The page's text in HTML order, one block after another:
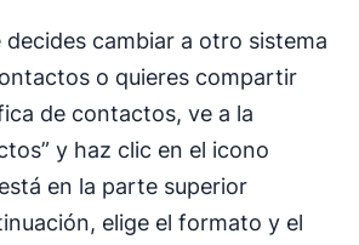
decides cambiar a otro sistema
o quieres compartir
de contactos, ve a la
y haz clic en el icono
en la parte superior
elige el formato y el